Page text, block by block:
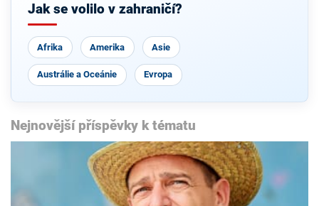
Jak se volilo v zahraničí?
Afrika Amerika Asie
Austrálie a Oceánie Evropa
Nejnovější příspěvky k tématu